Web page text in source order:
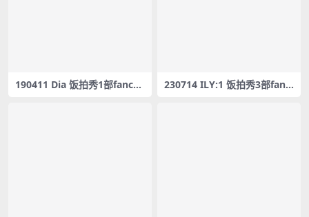
190411 Dia 饭拍秀1部fanca
230714 ILY:1 饭拍秀3部fanc